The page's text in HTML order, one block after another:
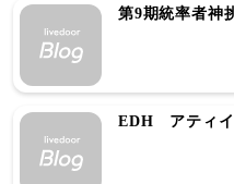
第9期統率者神
EDH アティイ